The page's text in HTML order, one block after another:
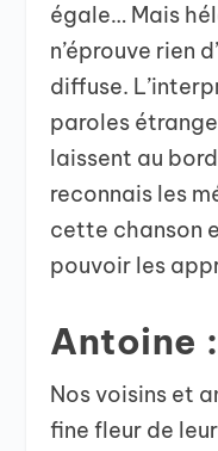
égale… Mais
n’éprouve rien
diffuse.
paroles
laissent au
reconnais les
cette chanson
pouvoir les
Antoine
Nos voisins et
fine fleur de